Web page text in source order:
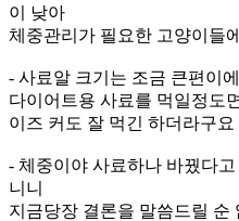
이 낮아
체중관리가 필요한 고양이들
- 사료알 크기는 조금 큰편이
다이어트용 사료를 먹일정도
이즈 커도 잘 먹긴 하더라구요
- 체중이야 사료하나 바꿨다
니니
지금당장 결론을 말씀드릴 순